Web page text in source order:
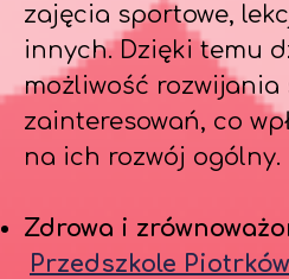
zajęcia sportowe,
innych. Dzięki temu
możliwość rozwijania
zainteresowań, co
na ich rozwój ogólny.
Zdrowa i
Przedszkole Piotrków